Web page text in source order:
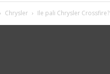
Chrysler Ile pali Chrysler Crossfire?